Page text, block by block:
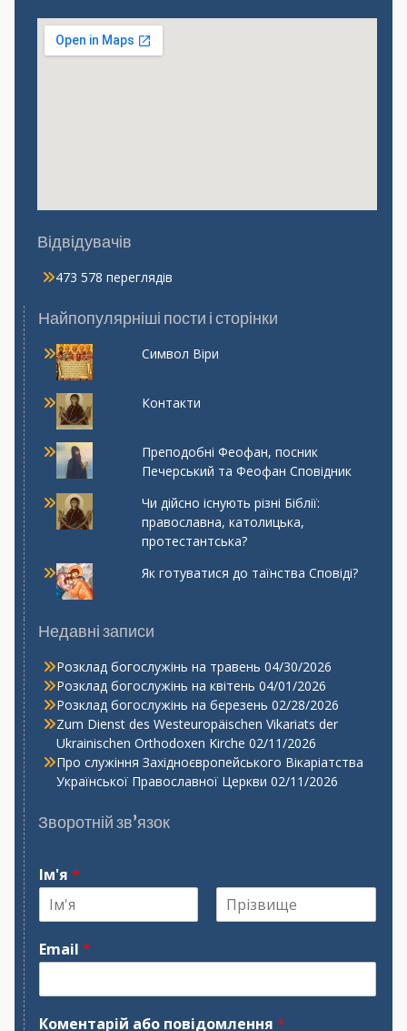
Відвідувачів
473 578 переглядів
Найпопулярніші пости і сторінки
Символ Віри
Контакти
Преподобні Феофан, посник
Печерський та Феофан Сповідник
Чи дійсно існують різні Біблії:
православна, католицька,
протестантська?
Як готуватися до таїнства Сповіді?
Недавні записи
Розклад богослужінь на травень 04/30/2026
Розклад богослужінь на квітень 04/01/2026
Розклад богослужінь на березень 02/28/2026
Zum Dienst des Westeuropäischen Vikariats der
Ukrainischen Orthodoxen Kirche 02/11/2026
Про служіння Західноєвропейського Вікаріатства
Української Православної Церкви 02/11/2026
Зворотній зв’язок
Ім'я *
м
'
и
Email *
Коментарій або повідомлення *